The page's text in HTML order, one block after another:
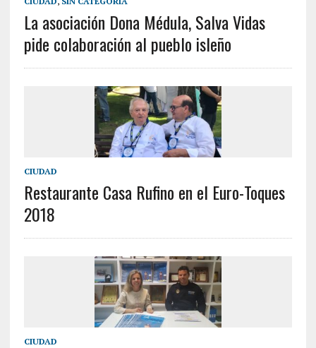
La asociación Dona Médula, Salva Vidas
pide colaboración al pueblo isleño
CIUDAD
Restaurante Casa Rufino en el Euro-Toques
2018
CIUDAD